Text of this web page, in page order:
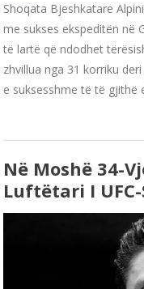
Shoqata Bjeshkatare
me sukses ekspeditën në
të lartë që ndodhet
zhvillua nga 31 korriku
e suksesshme të të gjithë
Në Moshë 34-
Luftëtari I